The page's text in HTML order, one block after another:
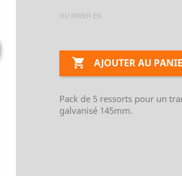
OU PAYER EN
 AJOUTER AU
Pack de 5 ressorts pour un
galvanisé 145mm.